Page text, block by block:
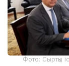
Фото: Сыртқы